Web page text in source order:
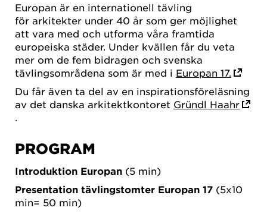
Europan är en internationell tävling
för arkitekter under 40 år som ger möjlighet
att vara med och utforma våra framtida
europeiska städer. Under kvällen får du veta
mer om de fem bidragen och svenska
tävlingsområdena som är med i Europan 17.
Du får även ta del av en inspirationsföreläsning
av det danska arkitektkontoret Gründl Haahr
.
PROGRAM
Introduktion Europan (5 min)
Presentation tävlingstomter Europan 17 (5x10
min= 50 min)